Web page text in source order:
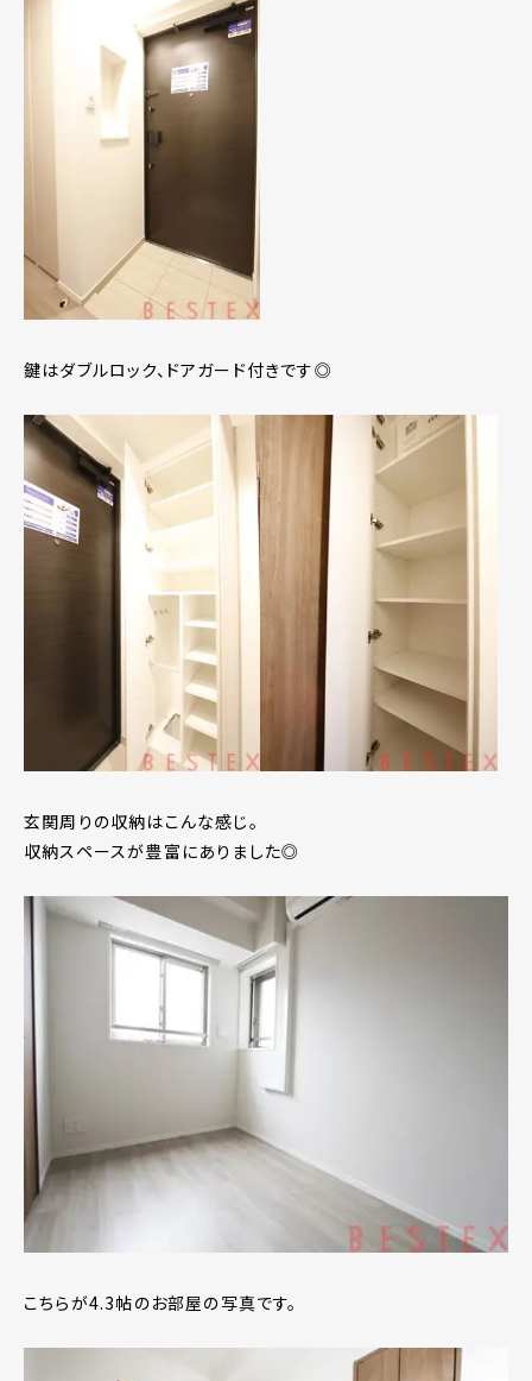
鍵はダブルロック、ドアガード付きです◎
玄関周りの収納はこんな感じ。
収納スペースが豊富にありました◎
こちらが4.3帖のお部屋の写真です。